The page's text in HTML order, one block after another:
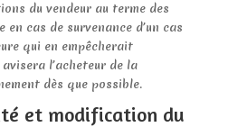
du vendeur au terme des
en cas de survenance d’un cas
qui en empêcherait
l’acheteur de la
dès que possible.
et modification du